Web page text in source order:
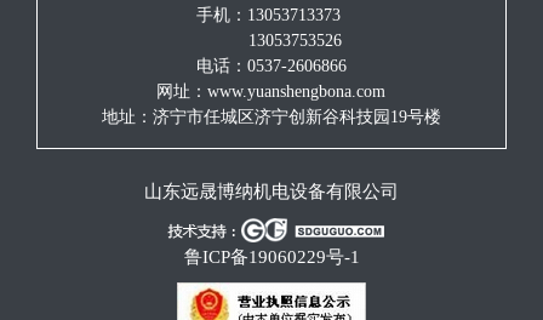
手机：13053713373
13053753526
电话：0537-2606866
网址：www.yuanshengbona.com
地址：济宁市任城区济宁创新谷科技园19号楼
山东远晟博纳机电设备有限公司
鲁ICP备19060229号-1